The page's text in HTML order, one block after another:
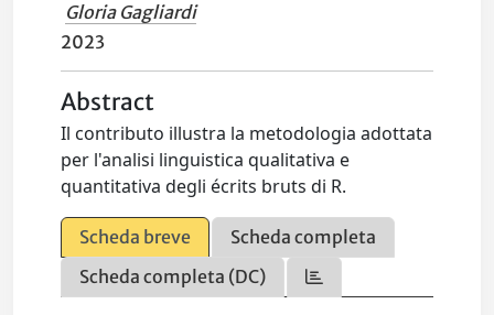
Gloria Gagliardi
2023
Abstract
Il contributo illustra la metodologia adottata
per l'analisi linguistica qualitativa e
quantitativa degli écrits bruts di R.
Scheda breve
Scheda completa
Scheda completa (DC)